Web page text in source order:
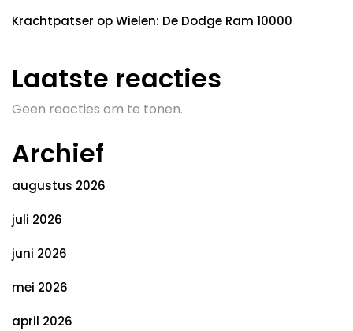
Krachtpatser op Wielen: De Dodge Ram 10000
Laatste reacties
Geen reacties om te tonen.
Archief
augustus 2026
juli 2026
juni 2026
mei 2026
april 2026